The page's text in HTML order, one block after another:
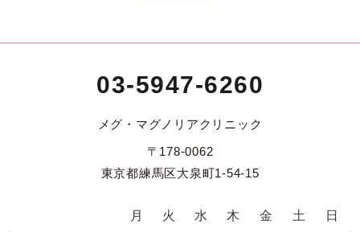
03-5947-6260
メグ・マグノリアクリニック
〒178-0062
東京都練馬区大泉町1-54-15
月 火 水 木 金 土 日